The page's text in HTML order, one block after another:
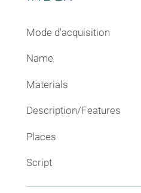
Mode d'acquisition
Name
Materials
Description/Features
Places
Script